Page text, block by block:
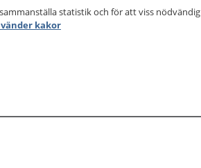
statistik och för att viss nödvändig
kakor